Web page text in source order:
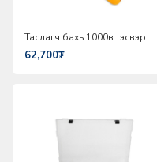
Таслагч бахь 1000в тэсвэртэй
Toptul DGCC2206
62,700₮